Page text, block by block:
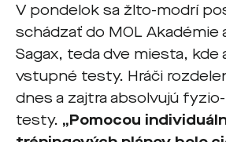
V pondelok sa žlto-modrí
schádzať do MOL Akadémie
Sagax, teda dve miesta, kde
vstupné testy. Hráči
dnes a zajtra absolvujú
testy. „Pomocou